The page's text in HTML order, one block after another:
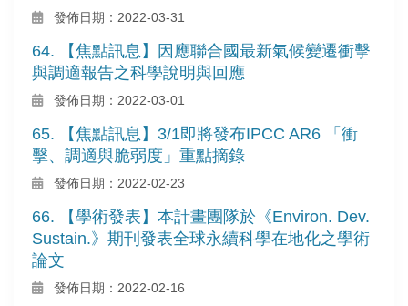
發佈日期：2022-03-31
64. 【焦點訊息】因應聯合國最新氣候變遷衝擊
與調適報告之科學說明與回應
發佈日期：2022-03-01
65. 【焦點訊息】3/1即將發布IPCC AR6 「衝
擊、調適與脆弱度」重點摘錄
發佈日期：2022-02-23
66. 【學術發表】本計畫團隊於《Environ. Dev.
Sustain.》期刊發表全球永續科學在地化之學術
論文
發佈日期：2022-02-16